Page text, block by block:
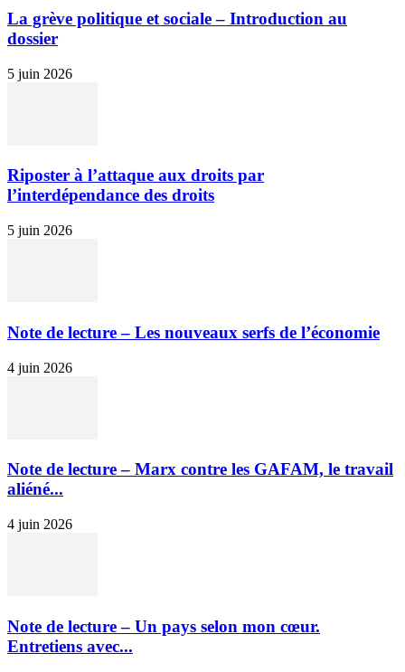
La grève politique et sociale – Introduction au
dossier
5 juin 2026
Riposter à l’attaque aux droits par
l’interdépendance des droits
5 juin 2026
Note de lecture – Les nouveaux serfs de l’économie
4 juin 2026
Note de lecture – Marx contre les GAFAM, le travail
aliéné...
4 juin 2026
Note de lecture – Un pays selon mon cœur.
Entretiens avec...